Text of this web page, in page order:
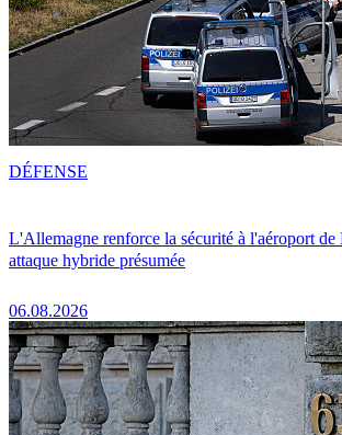
L'Allemagne renforce la sécurité à l'aéroport de
attaque hybride présumée
06.08.2026
DÉFENSE